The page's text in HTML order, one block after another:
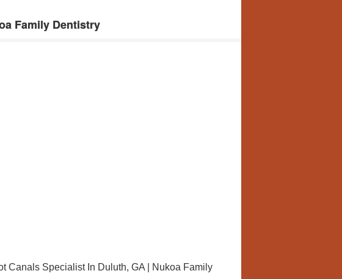
Family Dentistry
Canals Specialist In Duluth, GA | Nukoa Family